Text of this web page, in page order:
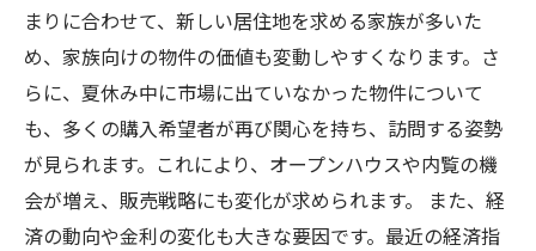
まりに合わせて、新しい居住地を求める家族が多いた
め、家族向けの物件の価値も変動しやすくなります。さ
らに、夏休み中に市場に出ていなかった物件について
も、多くの購入希望者が再び関心を持ち、訪問する姿勢
が見られます。これにより、オープンハウスや内覧の機
会が増え、販売戦略にも変化が求められます。 また、経
済の動向や金利の変化も大きな要因です。最近の経済指